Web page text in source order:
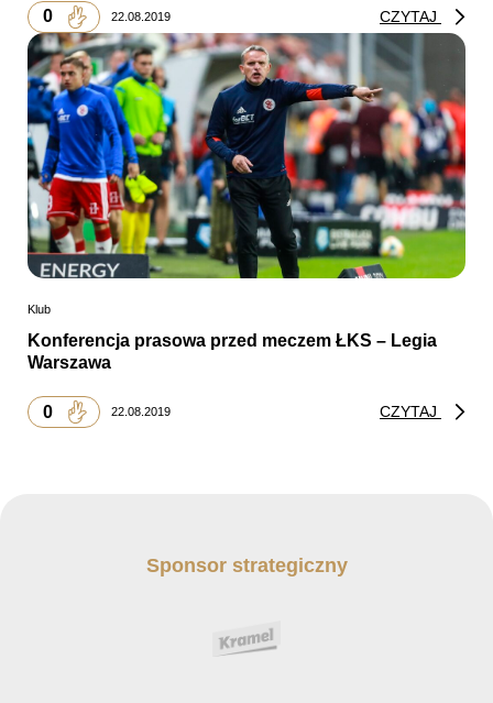
0 22.08.2019 CZYTAJ
Klub
Konferencja prasowa przed meczem ŁKS – Legia
Warszawa
0 22.08.2019 CZYTAJ
Sponsor strategiczny